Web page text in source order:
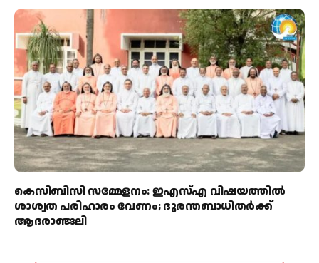
കെസിബിസി സമ്മേളനം: ഇഎസ്എ വിഷയത്തിൽ
ശാശ്വത പരിഹാരം വേണം; ദുരന്തബാധിതർക്ക്
ആദരാഞ്ജലി